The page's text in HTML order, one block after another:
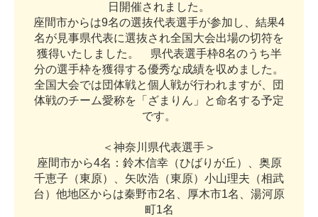
日 開催さ れま した 。
座間市からは9名の選抜代表選手が参加 し 結果4
名が見事県代表に選抜さ れ全国 大会出場の切符を
獲得いた し ま した 。 県代表選手枠8名のう ち半
分の選手枠を獲得する優秀な成績を収め ま した 。
全国 大会では団体戦と個 人 戦が行われま すが
団
体戦のチー ム愛称を 「 ざま り ん 」 と命名する予定
です。
＜ 神奈 川 県代表選手 ＞
座間市から4名 ： 鈴木信幸（ひばり が丘 ） 奥原
千恵子 （東原） 矢吹浩 （東原） 小山理夫 （相武
台 ） 他地区からは秦野市2名 厚木市1名 湯河原
町1名